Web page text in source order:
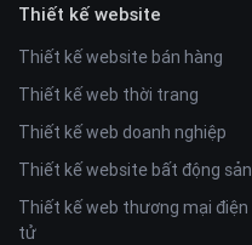
Thiết kế website
Thiết kế website bán hàng
Thiết kế web thời trang
Thiết kế web doanh nghiệp
Thiết kế website bất động sản
Thiết kế web thương mại điện
tử